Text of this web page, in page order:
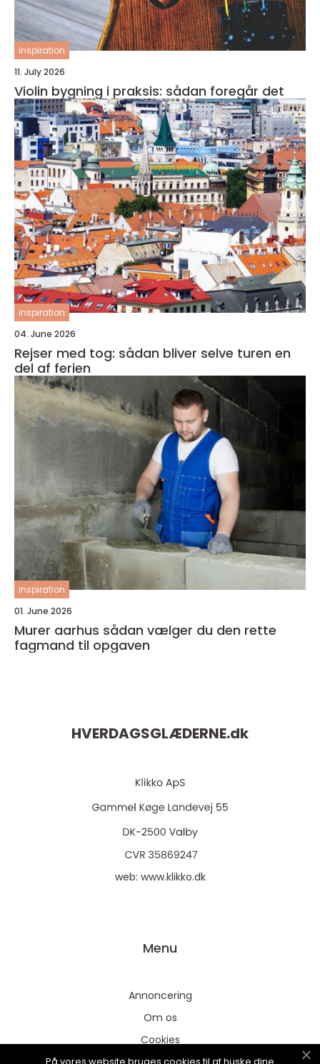
inspiration
11. July 2026
Violin bygning i praksis: sådan foregår det
inspiration
04. June 2026
Rejser med tog: sådan bliver selve turen en
del af ferien
inspiration
01. June 2026
Murer aarhus sådan vælger du den rette
fagmand til opgaven
HVERDAGSGLÆDERNE.dk
web: www.klikko.dk
Menu
Annoncering
Om os
Cookies